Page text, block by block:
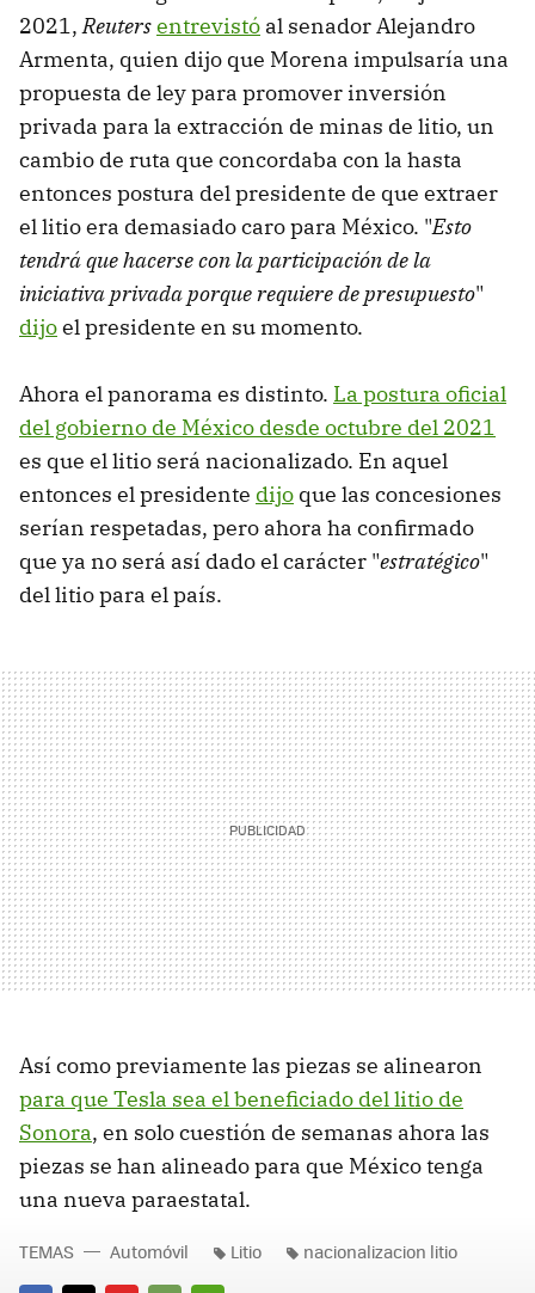
2021,Reutersentrevistó al senador Alejandro
Armenta, quien dijo que Morena impulsaría una
propuesta de ley para promover inversión
privada para la extracción de minas de litio, un
cambio de ruta que concordaba con la hasta
entonces postura del presidente de que extraer
el litio era demasiado caro para México. "Esto
tendrá que hacerse con la participación de la
iniciativa privada porque requiere de presupuesto"
dijoel presidente en su momento.
Ahora el panorama es distinto. La postura oficial
del gobierno de México desde octubre del 2021
es que el litio será nacionalizado. En aquel
entonces el presidente dijo que las concesiones
serían respetadas, pero ahora ha confirmado
que ya no será así dado el carácter "estratégico"
del litio para el país.
Así como previamente las piezas se alinearon
para que Tesla sea el beneficiado del litio de
Sonora, en solo cuestión de semanas ahora las
piezas se han alineado para que México tenga
una nueva paraestatal.
TEMAS Automóvil Litio nacionalizacion litio